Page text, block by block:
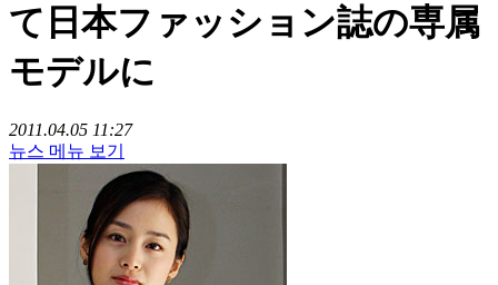
て日本ファッション誌の専属
モデルに
2011.04.05 11:27
뉴스 메뉴 보기